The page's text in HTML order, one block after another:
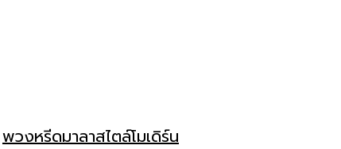
พวงหรีดมาลาสไตล์โมเดิร์น